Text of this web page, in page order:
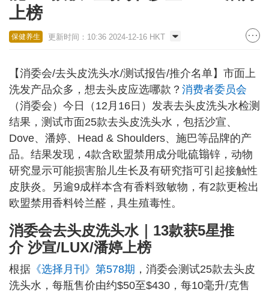
上榜
保健养生 更新时间：10:36 2024-12-16 HKT
【消委会/去头皮洗头水/测试报告/推介名单】市面上
洗发产品众多，想去头皮应选哪款？ 消费者委员会
（消委会）今日（12月16日）发表去头皮洗头水检测
结果，测试市面25款去头皮洗头水，包括沙宣、
Dove、潘婷、Head & Shoulders、施巴等品牌的产
品。结果发现，4款含欧盟禁用成分吡硫𬭩锌，动物
研究显示可能损害胎儿生长及有研究指可引起接触性
皮肤炎。另逾9成样本含有香料致敏物，有2款更检出
欧盟禁用香料铃兰醛，具生殖毒性。
消委会去头皮洗头水｜13款获5星推
介 沙宣/LUX/潘婷上榜
根据 《选择月刊》第578期 ，消委会测试25款去头皮
洗头水，每瓶售价由约$50至$430，每10毫升/克售